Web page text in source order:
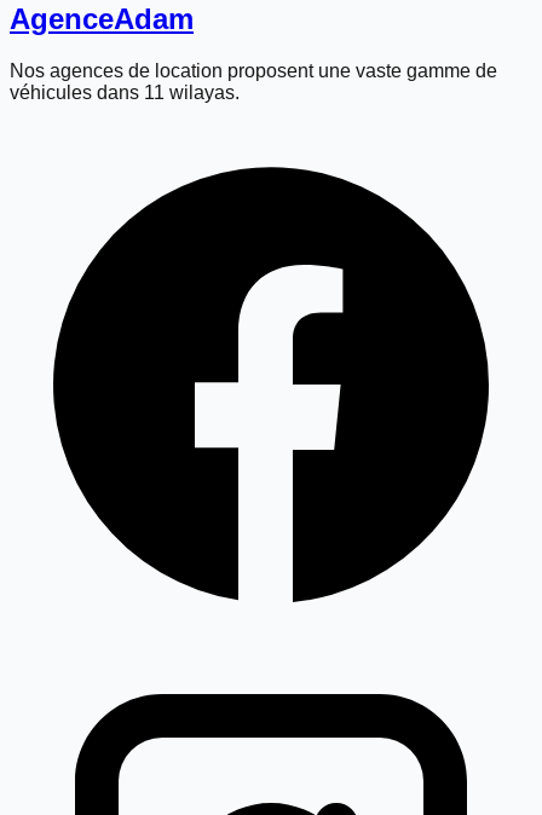
AgenceAdam
Nos agences de location proposent une vaste gamme de
véhicules dans 11 wilayas.